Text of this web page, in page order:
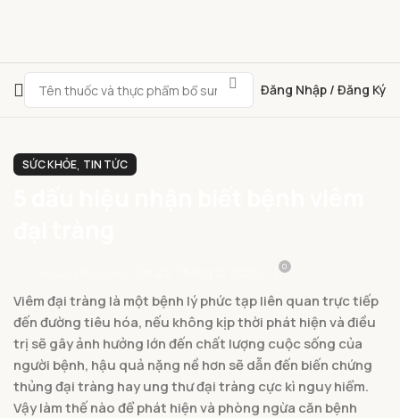
Đăng Nhập / Đăng Ký
SỨC KHỎE, TIN TỨC
0
Viêm đại tràng là một bệnh lý phức tạp liên quan trực tiếp
đến đường tiêu hóa, nếu không kịp thời phát hiện và điều
trị sẽ gây ảnh hưởng lớn đến chất lượng cuộc sống của
người bệnh, hậu quả nặng nề hơn sẽ dẫn đến biến chứng
thủng đại tràng hay ung thư đại tràng cực kì nguy hiểm.
Vậy làm thế nào để phát hiện và phòng ngừa căn bệnh